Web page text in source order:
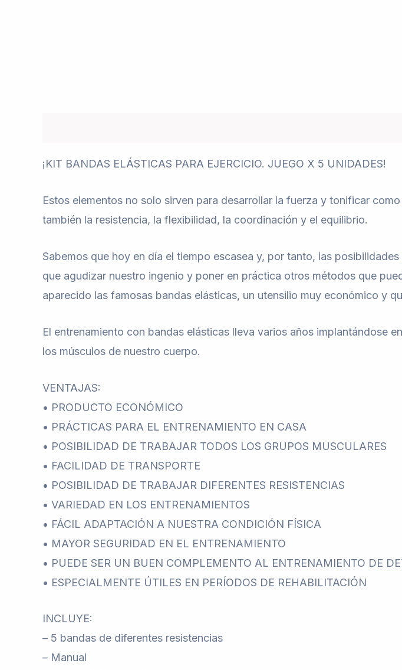
¡KIT BANDAS ELÁSTICAS PARA EJERCICIO. JUEGO X 5 UNIDADES!
Estos elementos no solo sirven para desarrollar la fuerza y tonificar
también la resistencia, la flexibilidad, la coordinación y el equilibrio.
Sabemos que hoy en día el tiempo escasea y, por tanto, las
que agudizar nuestro ingenio y poner en práctica otros métodos que
aparecido las famosas bandas elásticas, un utensilio muy económico y
El entrenamiento con bandas elásticas lleva varios años implantándose
los músculos de nuestro cuerpo.
VENTAJAS:
• PRODUCTO ECONÓMICO
• PRÁCTICAS PARA EL ENTRENAMIENTO EN CASA
• POSIBILIDAD DE TRABAJAR TODOS LOS GRUPOS MUSCULARES
• FACILIDAD DE TRANSPORTE
• POSIBILIDAD DE TRABAJAR DIFERENTES RESISTENCIAS
• VARIEDAD EN LOS ENTRENAMIENTOS
• FÁCIL ADAPTACIÓN A NUESTRA CONDICIÓN FÍSICA
• MAYOR SEGURIDAD EN EL ENTRENAMIENTO
• PUEDE SER UN BUEN COMPLEMENTO AL ENTRENAMIENTO DE
• ESPECIALMENTE ÚTILES EN PERÍODOS DE REHABILITACIÓN
INCLUYE:
– 5 bandas de diferentes resistencias
– Manual